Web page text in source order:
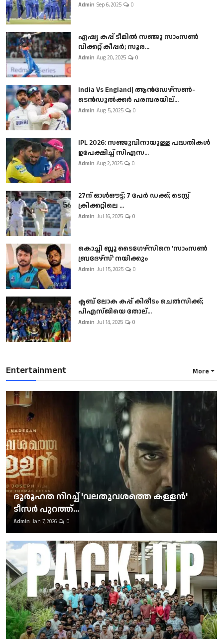
Admin Sep 6, 2025 0
ഏഷ്യ കപ്പ് ടീമിൽ സഞ്ജു സാംസൺ
വിക്കറ്റ് കീപ്പർ; സൂര...
Admin Aug 20, 2025 0
India Vs England| ആൻഡേഴ്സൺ-
ടെൻഡുല്‍ക്കർ പരമ്പരയില്...
Admin Aug 5, 2025 0
IPL 2026: സഞ്ജുവിനായുള്ള പദ്ധതികൾ
ഉപേക്ഷിച്ച് സിഎസ...
Admin Aug 2, 2025 0
27ന് ഓൾഔട്ട്; 7 പേർ ഡക്ക്; ടെസ്റ്റ്
ക്രിക്കറ്റിലെ ...
Admin Jul 16, 2025 0
കൊച്ചി ബ്ലൂ ടൈഗേഴ്സിനെ 'സാംസൺ
ബ്രദേഴ്സ്' നയിക്കും
Admin Jul 15, 2025 0
ക്ലബ് ലോക കപ്പ് കിരീടം ചെല്‍സിക്ക്;
പിഎസ്ജിയെ തോല്...
Admin Jul 14, 2025 0
Entertainment More
ദുരൂഹത നിറച്ച് 'വലതുവശത്തെ കള്ളന്‍'
ടീസര്‍ പുറത്ത്...
Admin Jan 7, 2026 0